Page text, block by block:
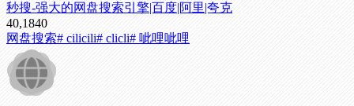
秒搜-强大的网盘搜索引擎|百度|阿里|夸克
40,1840
网盘搜索# cilicili# clicli# 呲哩呲哩